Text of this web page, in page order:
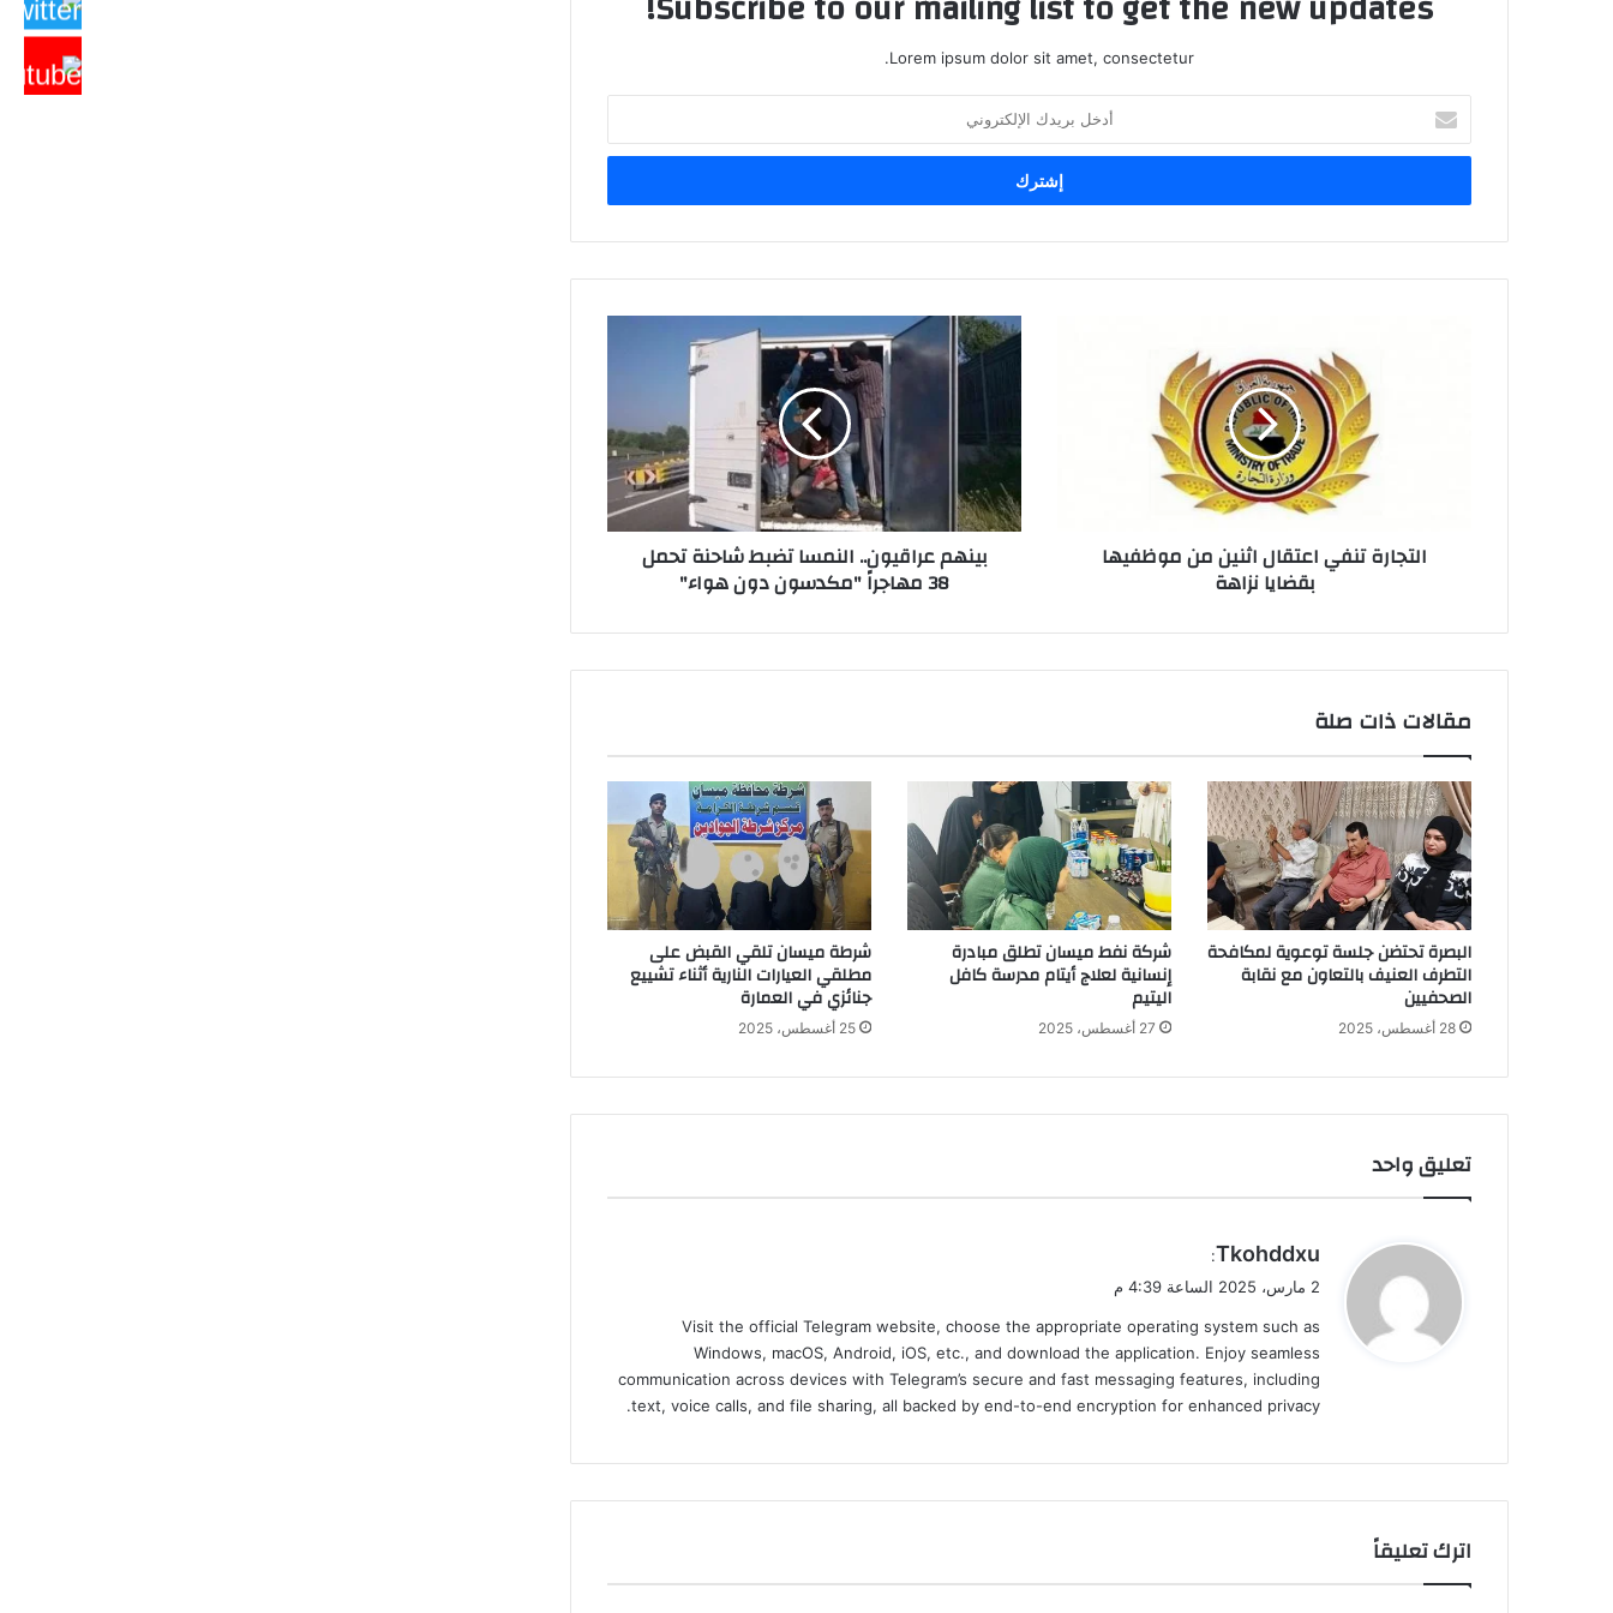
Lorem ipsum dolor sit amet, consectetur.
بريدك
الإلكتروني
التجارة تنفي اعتقال اثنين من موظفيها
بقضايا نزاهة
بينهم
عراقيون..
تحمل
مهاجراً
"مكدسون
بينهم عراقيون.. النمسا تضبط شاحنة تحمل
38 مهاجراً "مكدسون دون هواء"
مقالات ذات صلة
البصرة تحتضن جلسة توعوية لمكافحة
التطرف العنيف بالتعاون مع نقابة
الصحفيين
28 أغسطس، 2025
شركة نفط ميسان تطلق مبادرة
إنسانية لعلاج أيتام مدرسة كافل
اليتيم
27 أغسطس، 2025
شرطة ميسان تلقي القبض على
مطلقي العيارات النارية أثناء تشييع
جنائزي في العمارة
25 أغسطس، 2025
تعليق واحد
ي
ق
ل
Tkohddxu
:
2 مارس، 2025 الساعة 4:39 م
Visit the official Telegram website, choose the appropriate operating system such as
Windows, macOS, Android, iOS, etc., and download the application. Enjoy seamless
communication across devices with Telegram’s secure and fast messaging features, including
text, voice calls, and file sharing, all backed by end-to-end encryption for enhanced privacy.
اترك تعليقاً